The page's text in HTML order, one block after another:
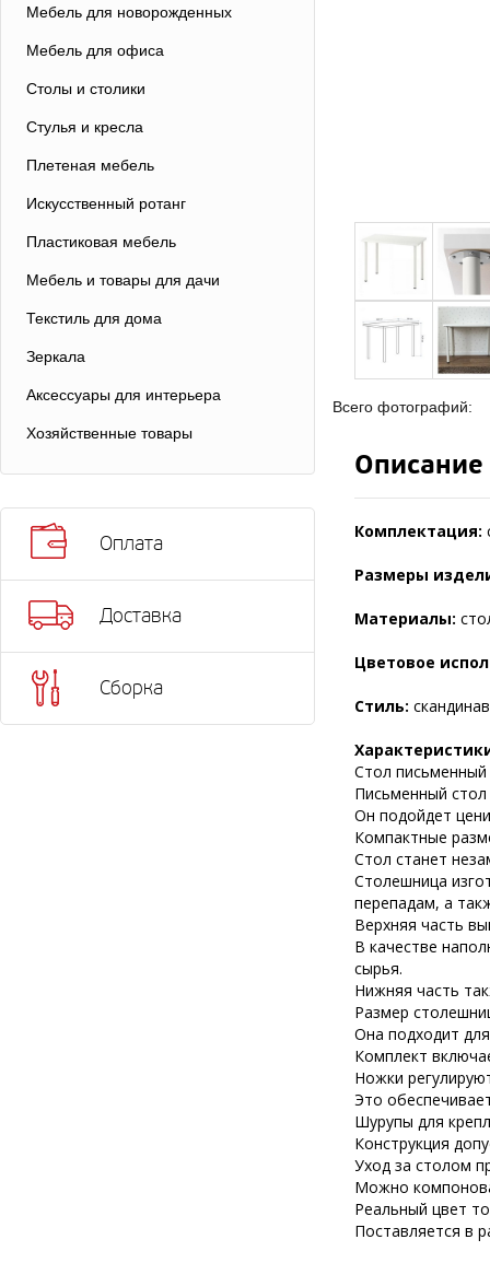
Мебель для новорожденных
Мебель для офиса
Столы и столики
Стулья и кресла
Плетеная мебель
Искусственный ротанг
Пластиковая мебель
Мебель и товары для дачи
Текстиль для дома
Зеркала
Аксессуары для интерьера
Хозяйственные товары
Оплата
Доставка
Сборка
Всего фотографий:
Описание
Комплектация:
Размеры
Материалы:
Цветовое
Стиль:
Стол письменный
Письменный
Он подойдет
Компактные
Стол станет
Столешница
перепадам, а
Верхняя часть
В качестве
сырья.
Нижняя часть
Размер
Она подходит
Комплект
Ножки
Это
Шурупы для
Конструкция
Уход за столом
Можно
Реальный цвет
Поставляется в